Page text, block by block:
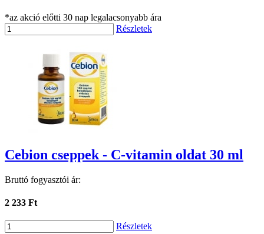
*az akció előtti 30 nap legalacsonyabb ára
Részletek
Cebion cseppek - C-vitamin oldat 30 ml
Bruttó fogyasztói ár:
2 233 Ft
Részletek